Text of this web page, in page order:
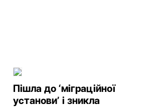
Пішла до ‘міграційної
установи’ і зникла